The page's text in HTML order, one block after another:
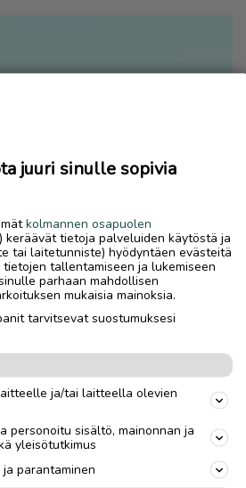
juuri sinulle sopivia
kolmannen osapuolen
keräävät tietoja palveluiden käytöstä ja
tai laitetunniste) hyödyntäen evästeitä
tallentamiseen ja lukemiseen
parhaan mahdollisen
mukaisia mainoksia.
tarvitsevat suostumuksesi
ja/tai laitteella olevien
personoitu sisältö, mainonnan ja
yleisötutkimus
parantaminen